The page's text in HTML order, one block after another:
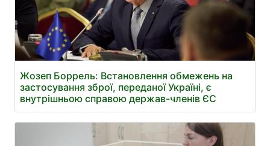
Жозеп Боррель: Встановлення обмежень на
застосування зброї, переданої Україні, є
внутрішньою справою держав-членів ЄС